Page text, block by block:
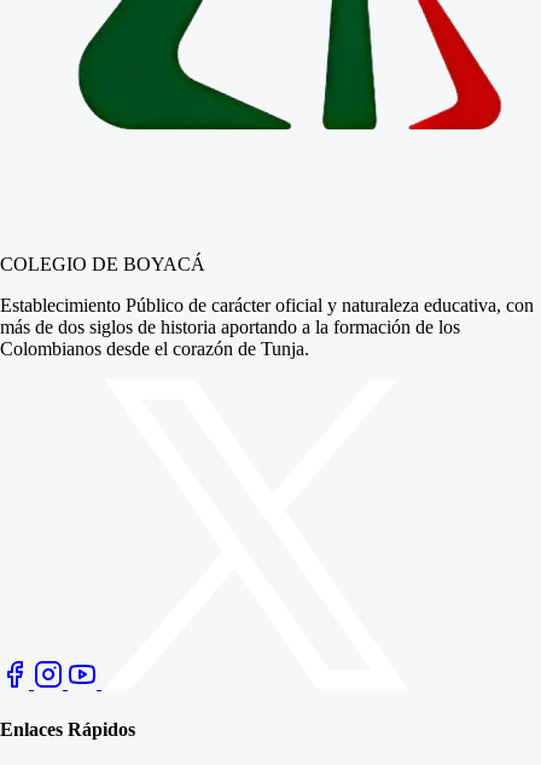
COLEGIO DE BOYACÁ
Establecimiento Público de carácter oficial y naturaleza educativa, con
más de dos siglos de historia aportando a la formación de los
Colombianos desde el corazón de Tunja.
Enlaces Rápidos